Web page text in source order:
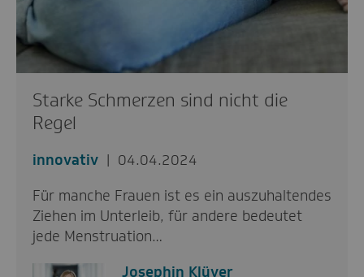
Starke Schmerzen sind nicht die
Regel
innovativ
04.04.2024
Für manche Frauen ist es ein auszuhaltendes
Ziehen im Unterleib, für andere bedeutet
jede Menstruation…
Josephin Klüver